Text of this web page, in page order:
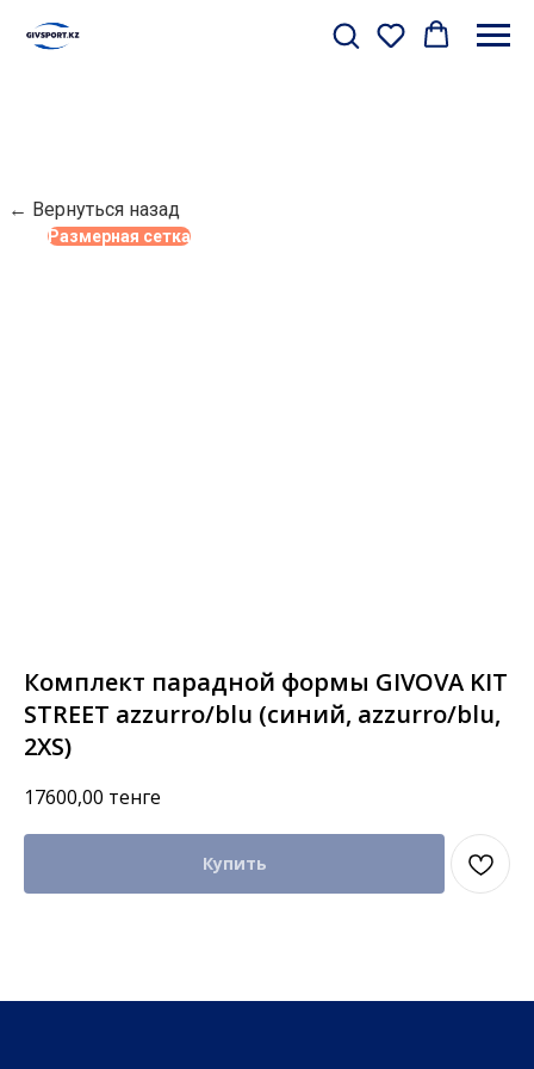
← Вернуться назад
Размерная сетка
Комплект парадной формы GIVOVA KIT
STREET azzurro/blu (синий, azzurro/blu,
2XS)
17600,00 тенге
Купить